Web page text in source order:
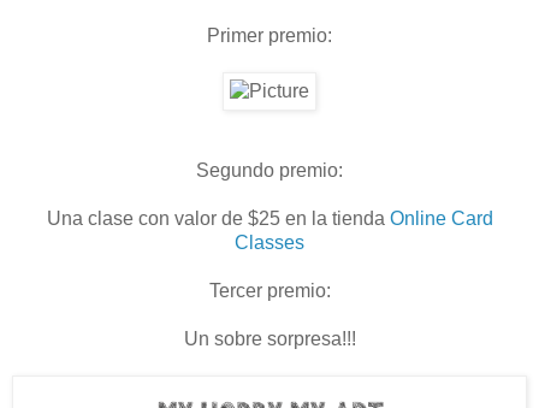
Primer premio:
Segundo premio:
Una clase con valor de $25 en la tienda Online Card
Classes
Tercer premio:
Un sobre sorpresa!!!